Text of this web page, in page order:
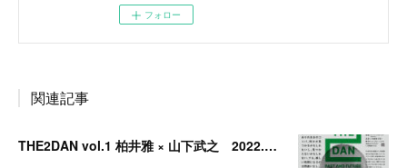
フォロー
関連記事
THE2DAN vol.1 柏井雅 × 山下武之 2022.9.20開催